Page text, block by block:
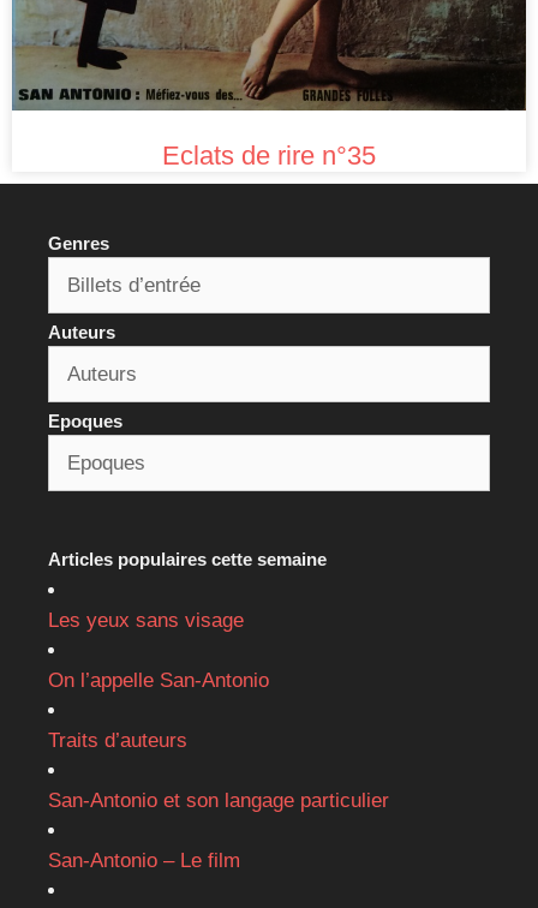
Eclats de rire n°35
Genres
Auteurs
Epoques
Articles populaires cette semaine
Les yeux sans visage
On l’appelle San-Antonio
Traits d’auteurs
San-Antonio et son langage particulier
San-Antonio – Le film